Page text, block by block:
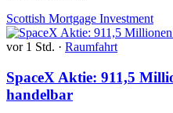
Scottish Mortgage Investment
vor 1 Std. · Raumfahrt
SpaceX Aktie: 911,5
handelbar